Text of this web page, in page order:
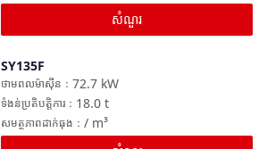
សំណួរ
SY135F
72.7 kW
ថាមពលម៉ាស៊ីន ：
18.0 t
ទំងន់ប្រតិបត្តិការ ：
/ m³
សមត្ថភាពដាក់ធុង ：